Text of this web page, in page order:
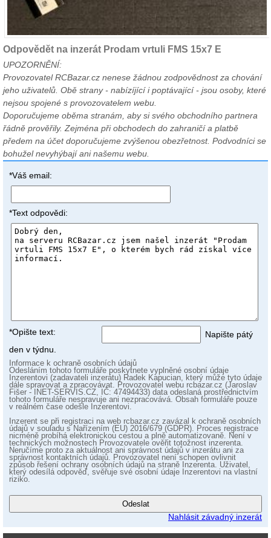
Odpovědět na inzerát Prodam vrtuli FMS 15x7 E
UPOZORNĚNÍ:
Provozovatel RCBazar.cz nenese žádnou zodpovědnost za chování
jeho uživatelů. Obě strany - nabízíjící i poptávající - jsou osoby, které
nejsou spojené s provozovatelem webu.
Doporučujeme oběma stranám, aby si svého obchodního partnera
řádně prověřily. Zejména při obchodech do zahraničí a platbě
předem na účet doporučujeme zvýšenou obezřetnost. Podvodníci se
bohužel nevyhýbají ani našemu webu.
*Váš email:
*Text odpovědi:
*Opište text:
Napište pátý
den v týdnu.
Informace k ochraně osobních údajů
Odesláním tohoto formuláře poskytnete vyplněné osobní údaje
Inzerentovi (zadavateli inzerátu) Radek Kapucian, který může tyto údaje
dále spravovat a zpracovávat. Provozovatel webu rcbazar.cz (Jaroslav
Fišer - INET-SERVIS.CZ, IČ: 47494433) data odeslaná prostřednictvím
tohoto formuláře nespravuje ani nezpracovává. Obsah formuláře pouze
v reálném čase odešle Inzerentovi.
Inzerent se při registraci na web rcbazar.cz zavázal k ochraně osobních
údajů v souladu s Nařízením (EU) 2016/679 (GDPR). Proces registrace
nicméně probíhá elektronickou cestou a plně automatizovaně. Není v
technických možnostech Provozovatele ověřit totožnost inzerenta.
Neručíme proto za aktuálnost ani správnost údajů v inzerátu ani za
správnost kontaktních údajů. Provozovatel není schopen ovlivnit
způsob řešení ochrany osobních údajů na straně Inzerenta. Uživatel,
který odesílá odpověď, svěřuje své osobní údaje Inzerentovi na vlastní
riziko.
Nahlásit závadný inzerát